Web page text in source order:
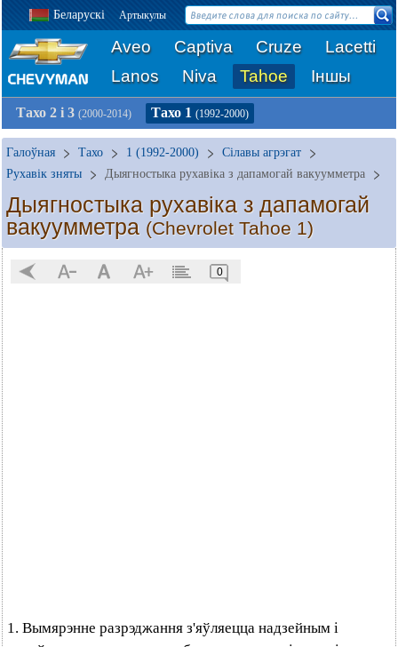
Беларускі Артыкулы
Aveo Captiva Cruze
Lacetti
Lanos
Niva Tahoe Іншы
Тахо 2 і 3 (2000-2014) Тахо 1 (1992-2000)
Галоўная Тахо 1 (1992-2000)
Сілавы агрэгат
Рухавік зняты
Дыягностыка рухавіка з дапамогай вакуумметра
Дыягностыка рухавіка з дапамогай
вакуумметра (Chevrolet Tahoe 1)
0
1. Вымярэнне разрэджання з'яўляецца надзейным і